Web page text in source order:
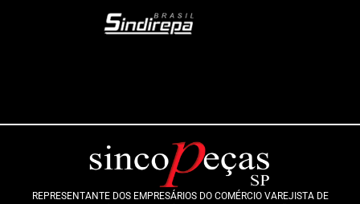
REPRESENTANTE DOS EMPRESÁRIOS DO COMÉRCIO VAREJISTA DE